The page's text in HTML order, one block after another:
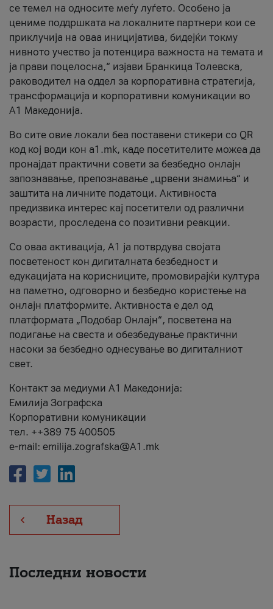
се темел на односите меѓу луѓето. Особено ја
цениме поддршката на локалните партнери кои се
приклучија на оваа иницијатива, бидејќи токму
нивното учество ја потенцира важноста на темата и
ја прави поцелосна,“ изјави Бранкица Толевска,
раководител на оддел за корпоративна стратегија,
трансформација и корпоративни комуникации во
А1 Македонија.
Во сите овие локали беа поставени стикери со QR
код кој води кон a1.mk, каде посетителите можеа да
пронајдат практични совети за безбедно онлајн
запознавање, препознавање „црвени знамиња“ и
заштита на личните податоци. Активноста
предизвика интерес кај посетители од различни
возрасти, проследена со позитивни реакции.
Со оваа активација, А1 ја потврдува својата
посветеност кон дигиталната безбедност и
едукацијата на корисниците, промовирајќи култура
на паметно, одговорно и безбедно користење на
онлајн платформите. Активноста е дел од
платформата „Подобар Онлајн“, посветена на
подигање на свеста и обезбедување практични
насоки за безбедно однесување во дигиталниот
свет.
Контакт за медиуми А1 Македонија:
Емилија Зографска
Корпоративни комуникации
тел. ++389 75 400505
e-mail: emilija.zografska@A1.mk
Назад
Последни новости